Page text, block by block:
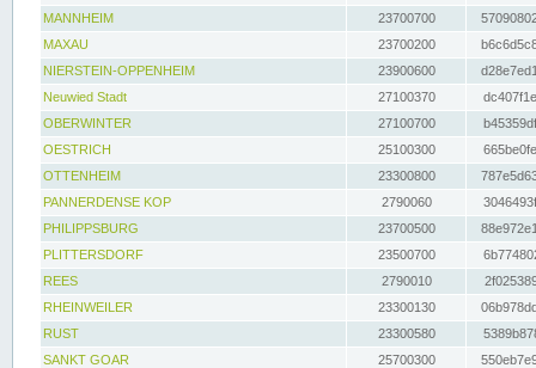
MANNHEIM
23700700
MAXAU
23700200
NIERSTEIN-OPPENHEIM
23900600
Neuwied Stadt
27100370
OBERWINTER
27100700
OESTRICH
25100300
OTTENHEIM
23300800
PANNERDENSE KOP
2790060
PHILIPPSBURG
23700500
PLITTERSDORF
23500700
REES
2790010
RHEINWEILER
23300130
RUST
23300580
SANKT GOAR
25700300